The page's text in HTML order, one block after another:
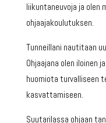
liikuntaneuvoja ja olen
ohjaajakoulutuksen.
Tunneillani nautitaan
Ohjaajana olen iloinen
huomiota turvalliseen
kasvattamiseen.
Suutarilassa ohjaan